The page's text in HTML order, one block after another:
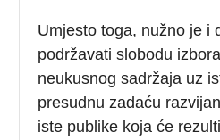
Umjesto toga, nužno je i
podržavati slobodu
neukusnog sadržaja uz
presudnu zadaću
iste publike koja će